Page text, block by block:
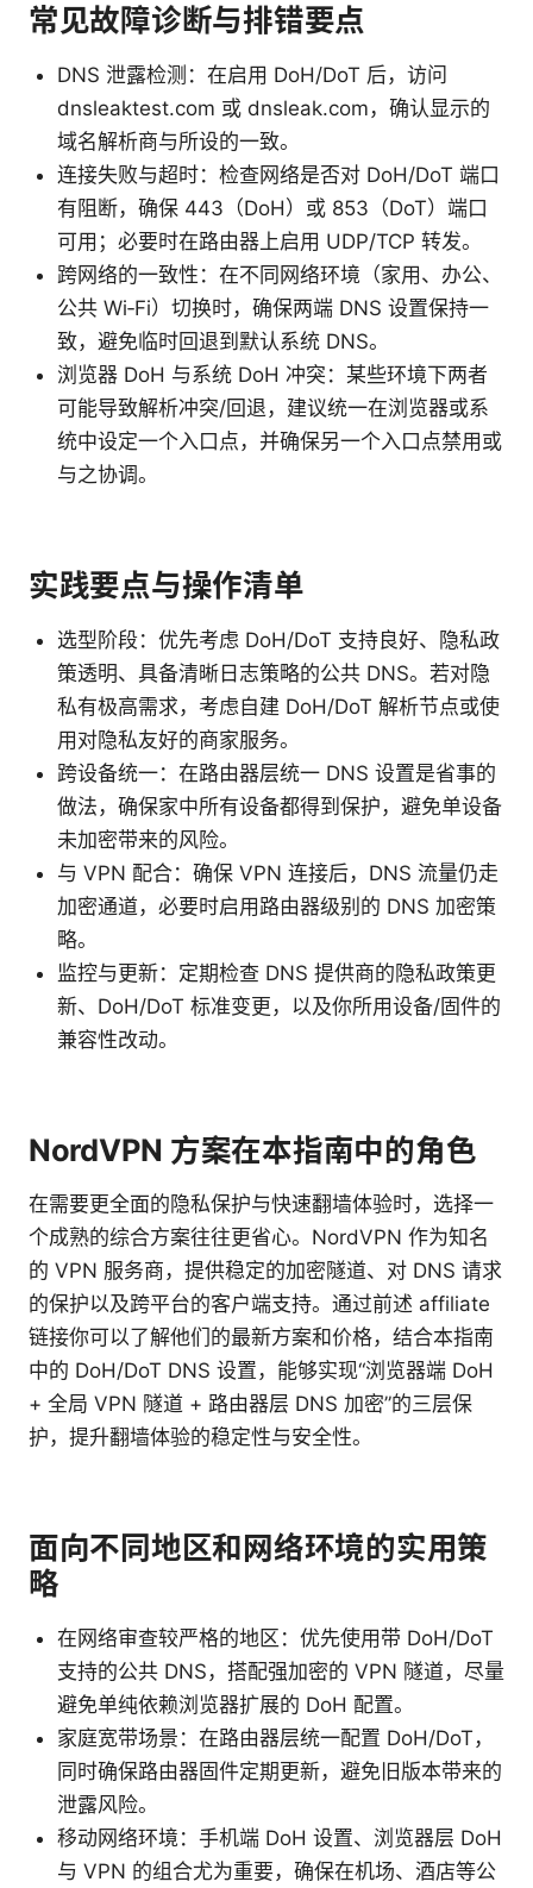
常见故障诊断与排错要点
DNS 泄露检测：在启用 DoH/DoT 后，访问
dnsleaktest.com 或 dnsleak.com，确认显示的
域名解析商与所设的一致。
连接失败与超时：检查网络是否对 DoH/DoT 端口
有阻断，确保 443（DoH）或 853（DoT）端口
可用；必要时在路由器上启用 UDP/TCP 转发。
跨网络的一致性：在不同网络环境（家用、办公、
公共 Wi‑Fi）切换时，确保两端 DNS 设置保持一
致，避免临时回退到默认系统 DNS。
浏览器 DoH 与系统 DoH 冲突：某些环境下两者
可能导致解析冲突/回退，建议统一在浏览器或系
统中设定一个入口点，并确保另一个入口点禁用或
与之协调。
实践要点与操作清单
选型阶段：优先考虑 DoH/DoT 支持良好、隐私政
策透明、具备清晰日志策略的公共 DNS。若对隐
私有极高需求，考虑自建 DoH/DoT 解析节点或使
用对隐私友好的商家服务。
跨设备统一：在路由器层统一 DNS 设置是省事的
做法，确保家中所有设备都得到保护，避免单设备
未加密带来的风险。
与 VPN 配合：确保 VPN 连接后，DNS 流量仍走
加密通道，必要时启用路由器级别的 DNS 加密策
略。
监控与更新：定期检查 DNS 提供商的隐私政策更
新、DoH/DoT 标准变更，以及你所用设备/固件的
兼容性改动。
NordVPN 方案在本指南中的角色
在需要更全面的隐私保护与快速翻墙体验时，选择一
个成熟的综合方案往往更省心。NordVPN 作为知名
的 VPN 服务商，提供稳定的加密隧道、对 DNS 请求
的保护以及跨平台的客户端支持。通过前述 affiliate
链接你可以了解他们的最新方案和价格，结合本指南
中的 DoH/DoT DNS 设置，能够实现“浏览器端 DoH
+ 全局 VPN 隧道 + 路由器层 DNS 加密”的三层保
护，提升翻墙体验的稳定性与安全性。
面向不同地区和网络环境的实用策
略
在网络审查较严格的地区：优先使用带 DoH/DoT
支持的公共 DNS，搭配强加密的 VPN 隧道，尽量
避免单纯依赖浏览器扩展的 DoH 配置。
家庭宽带场景：在路由器层统一配置 DoH/DoT，
同时确保路由器固件定期更新，避免旧版本带来的
泄露风险。
移动网络环境：手机端 DoH 设置、浏览器层 DoH
与 VPN 的组合尤为重要，确保在机场、酒店等公